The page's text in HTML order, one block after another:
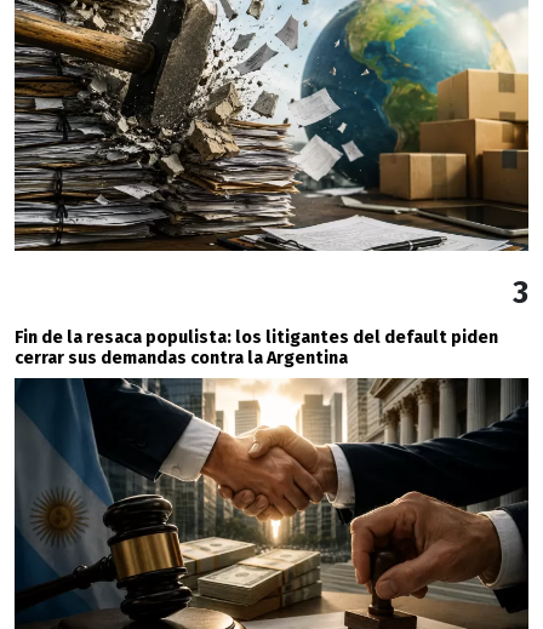
3
Fin de la resaca populista: los litigantes del default piden
cerrar sus demandas contra la Argentina